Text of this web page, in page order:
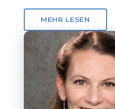
Zu den
zählen die Rollen
Almaviva und der
Grimeborn Opera
ein Liederabend mit
renommierten
Bowman, Auftritte
MEHR LESEN